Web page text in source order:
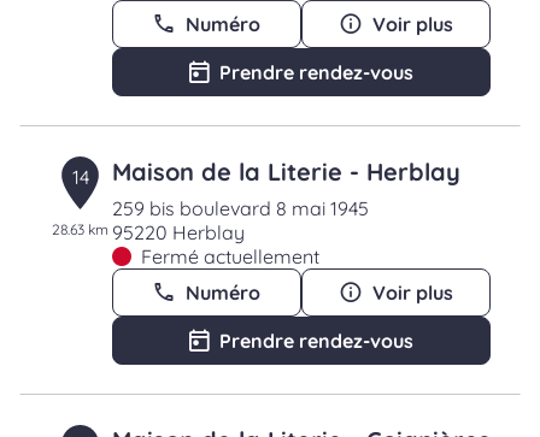
Numéro
Voir plus
Prendre rendez-vous
14
28.63 km
Maison de la Literie - Herblay
259 bis boulevard 8 mai 1945
95220 Herblay
Fermé actuellement
Numéro
Voir plus
Prendre rendez-vous